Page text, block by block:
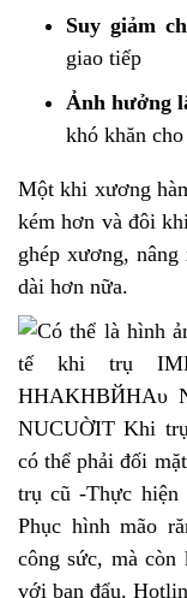
Suy giảm
giao tiếp
Ảnh hưởng
khó khăn
Một khi xương
kém hơn và đôi
ghép xương,
dài hơn nữa.